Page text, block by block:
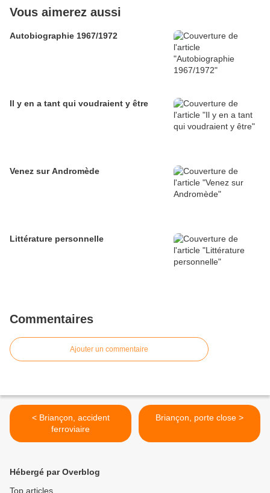
Vous aimerez aussi
Autobiographie 1967/1972
Il y en a tant qui voudraient y être
Venez sur Andromède
Littérature personnelle
Commentaires
Ajouter un commentaire
< Briançon, accident
ferroviaire
Briançon, porte close >
Hébergé par Overblog
Top articles